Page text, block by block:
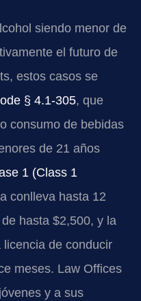
siendo menor de
el futuro de
estos casos se
§ 4.1-305, que
consumo de bebidas
de 21 años
1 (Class 1
conlleva hasta 12
hasta $2,500, y la
de conducir
meses. Law Offices
y a sus